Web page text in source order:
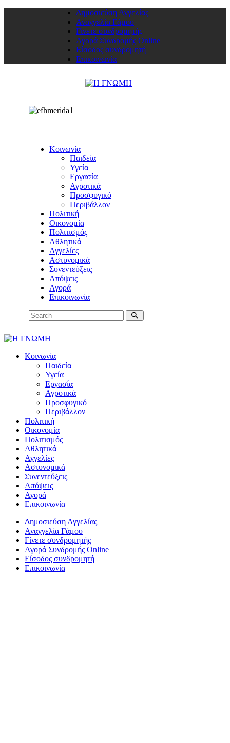
Δημοσιεύση Αγγελίας
Αναγγελία Γάμου
Γίνετε συνδρομητής
Αγορά Συνδρομής Online
Είσοδος συνδρομητή
Επικοινωνία
Κοινωνία
Παιδεία
Υγεία
Εργασία
Αγροτικά
Προσφυγικό
Περιβάλλον
Πολιτική
Οικονομία
Πολιτισμός
Αθλητικά
Αγγελίες
Αστυνομικά
Συνεντεύξεις
Απόψεις
Αγορά
Επικοινωνία
Κοινωνία
Παιδεία
Υγεία
Εργασία
Αγροτικά
Προσφυγικό
Περιβάλλον
Πολιτική
Οικονομία
Πολιτισμός
Αθλητικά
Αγγελίες
Αστυνομικά
Συνεντεύξεις
Απόψεις
Αγορά
Επικοινωνία
Δημοσιεύση Αγγελίας
Αναγγελία Γάμου
Γίνετε συνδρομητής
Αγορά Συνδρομής Online
Είσοδος συνδρομητή
Επικοινωνία